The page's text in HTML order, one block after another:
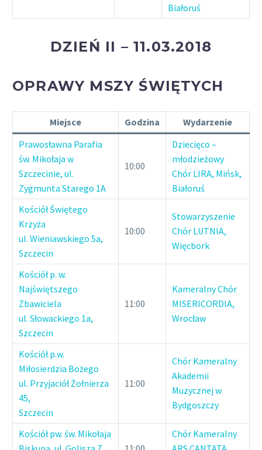
Białoruś
DZIEŃ II – 11.03.2018
OPRAWY MSZY ŚWIĘTYCH
Miejsce Godzina
Wydarzenie
Prawosławna Parafia
św. Mikołaja w
Szczecinie, ul.
Zygmunta Starego 1A
10:00
Dziecięco –
młodzieżowy
Chór LIRA, Mińsk,
Białoruś
Kościół Świętego
Krzyża
ul. Wieniawskiego 5a,
Szczecin
10:00
Stowarzyszenie
Chór LUTNIA,
Więcbork
Kościół p. w.
Najświętszego
Zbawiciela
ul. Słowackiego 1a,
Szczecin
11:00
Kameralny Chór
MISERICORDIA,
Wrocław
Kościół p.w.
Miłosierdzia Bożego
ul. Przyjaciół Żołnierza
45,
Szczecin
11:00
Chór Kameralny
Akademii
Muzycznej w
Bydgoszczy
Kościół pw. św. Mikołaja
Chór Kameralny